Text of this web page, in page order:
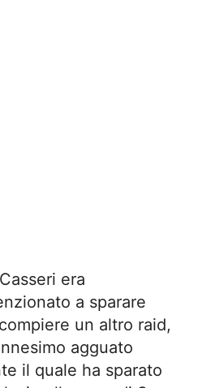
Casseri era
a sparare
un altro raid,
agguato
il quale ha sparato